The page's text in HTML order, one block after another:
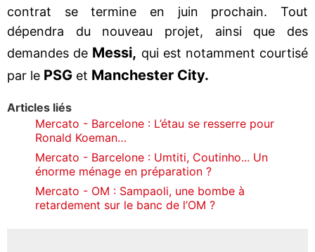
contrat se termine en juin prochain. Tout
dépendra du nouveau projet, ainsi que des
demandes de Messi, qui est notamment courtisé
par le PSG et Manchester City.
Articles liés
Mercato - Barcelone : L’étau se resserre pour
Ronald Koeman…
Mercato - Barcelone : Umtiti, Coutinho... Un
énorme ménage en préparation ?
Mercato - OM : Sampaoli, une bombe à
retardement sur le banc de l’OM ?